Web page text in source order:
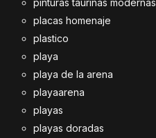
pinturas taurinas modernas
placas homenaje
plastico
playa
playa de la arena
playaarena
playas
playas doradas